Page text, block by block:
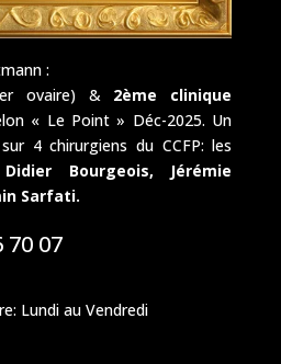
:
ovaire) & 2ème clinique
« Le Point » Déc-2025. Un
4 chirurgiens du CCFP: les
Didier Bourgeois,
Jérémie
Sarfati.
70 07
Lundi au Vendredi